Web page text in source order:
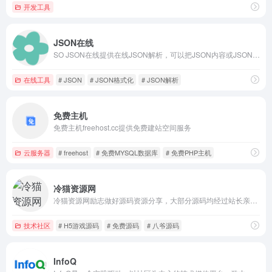
开发工具
JSON在线
在线工具 # JSON # JSON格式化 # JSON解析
免费主机
免费主机freehost.cc提供免费建站空间服务
云服务器 # freehost # 免费MYSQL数据库 # 免费PHP主机
冷猫资源网
技术社区 # H5游戏源码 # 免费源码 # 八爷源码
InfoQ